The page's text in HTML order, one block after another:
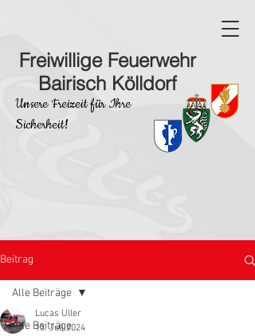
Freiwillige Feuerwehr
Bairisch Kölldorf
Unsere Freizeit für Ihre
Sicherheit!
Beitrag
Alle Beiträge
Alle Beiträge
Lucas Uller
13. Juli 2024